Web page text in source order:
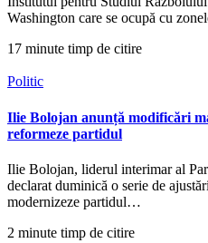
Washington care se ocupă cu
17 minute timp de citire
Politic
Ilie Bolojan anunță modificări
reformeze partidul
Ilie Bolojan, liderul interimar al
declarat duminică o serie de
modernizeze partidul…
2 minute timp de citire